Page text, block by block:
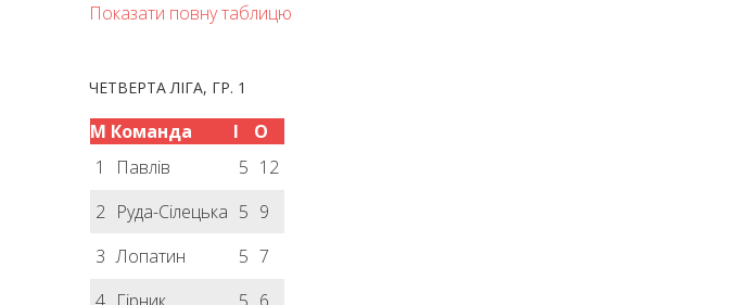
Показати повну таблицю
ЧЕТВЕРТА ЛІГА, ГР. 1
М Команда І
О
1
Павлів 5 12
2 Руда-Сілецька 5 9
3 Лопатин 5 7